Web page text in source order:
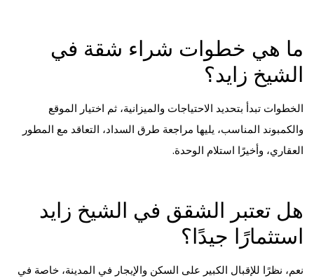
ما هي خطوات شراء شقة في
الشيخ زايد؟
الخطوات تبدأ بتحديد الاحتياجات والميزانية، ثم اختيار الموقع
والكمبوند المناسب، يليها مراجعة طرق السداد، التعاقد مع المطور
العقاري، وأخيرًا استلام الوحدة.
هل تعتبر الشقق في الشيخ زايد
استثمارًا جيدًا؟
نعم، نظرًا للإقبال الكبير على السكن والإيجار في المدينة، خاصة في